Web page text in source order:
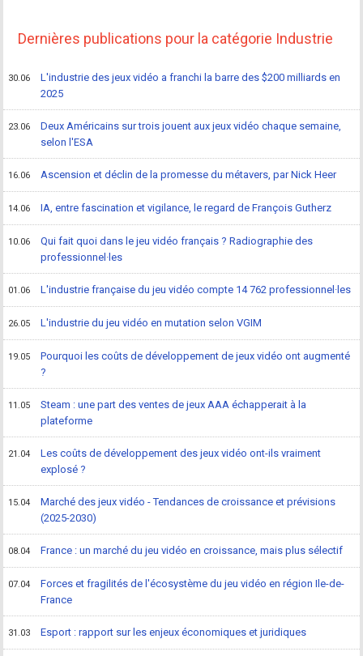
Dernières publications pour la catégorie Industrie
30.06
L'industrie des jeux vidéo a franchi la barre des $200 milliards en
2025
23.06
Deux Américains sur trois jouent aux jeux vidéo chaque semaine,
selon l'ESA
16.06 Ascension et déclin de la promesse du métavers, par Nick Heer
14.06 IA, entre fascination et vigilance, le regard de François Gutherz
10.06
Qui fait quoi dans le jeu vidéo français ? Radiographie des
professionnel·les
01.06 L'industrie française du jeu vidéo compte 14 762 professionnel·les
26.05 L'industrie du jeu vidéo en mutation selon VGIM
19.05
Pourquoi les coûts de développement de jeux vidéo ont augmenté
?
11.05
Steam : une part des ventes de jeux AAA échapperait à la
plateforme
21.04
Les coûts de développement des jeux vidéo ont-ils vraiment
explosé ?
15.04
Marché des jeux vidéo - Tendances de croissance et prévisions
(2025-2030)
08.04 France : un marché du jeu vidéo en croissance, mais plus sélectif
07.04
Forces et fragilités de l'écosystème du jeu vidéo en région Ile-de-
France
31.03 Esport : rapport sur les enjeux économiques et juridiques